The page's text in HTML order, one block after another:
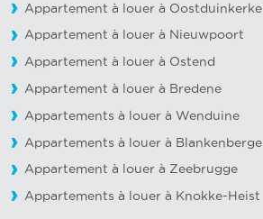
Appartement à louer à Oostduinkerke
Appartement à louer à Nieuwpoort
Appartement à louer à Ostend
Appartement à louer à Bredene
Appartements à louer à Wenduine
Appartements à louer à Blankenberge
Appartement à louer à Zeebrugge
Appartements à louer à Knokke-Heist